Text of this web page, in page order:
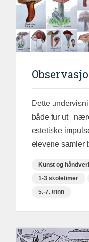
Dette
både tur ut i
estetiske
elevene samler
Kunst og
1-3 skoletimer
5.-7. trinn